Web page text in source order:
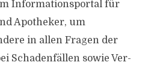
Informationsportal für
Apotheker, um
in allen Fragen der
Schadenfällen sowie Ver-